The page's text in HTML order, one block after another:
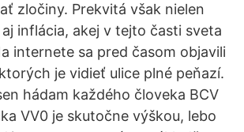
zločiny. Prekvitá však nielen
inflácia, akej v tejto časti sveta
internete sa pred časom objavili
je vidieť ulice plné peňazí.
hádam každého človeka BCV
VV0 je skutočne výškou, lebo